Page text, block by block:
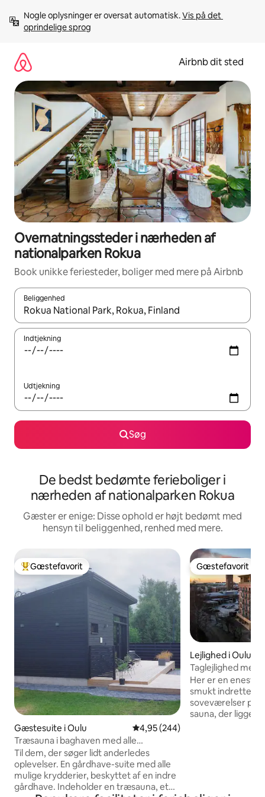
videre
Nogle oplysninger er oversat automatisk. Vis på det
oprindelige sprog
Airbnb dit sted
Overnatningssteder i nærheden af
nationalparken Rokua
Book unikke feriesteder, boliger med mere på Airbnb
Beliggenhed
Når resultaterne er tilgængelige, skal du navigere med
Indtjekning
Udtjekning
Søg
De bedst bedømte ferieboliger i
nærheden af nationalparken Rokua
Gæster er enige: Disse ophold er højt bedømt med
hensyn til beliggenhed, renhed med mere.
Bedste gæstefavorit
Gæstefavorit
Gæstesuite i Oulu 4,95 ud af 5 i gennemsnitlig
4,95 (244)
Træsauna i baghaven med alle
krydderier
Til dem, der søger lidt anderledes
oplevelser. En gårdhave-suite med alle
mulige krydderier, beskyttet af en indre
gårdhave. Indeholder en træsauna, et
Gæstefavorit
Gæstefavorit
Lejlighed i Oulu
Taglejlighed med
Her er en
smukt indrettet
soveværelser på
sauna, der ligger
aircondition med